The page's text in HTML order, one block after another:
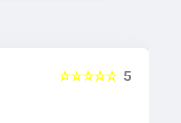
5
☆☆☆☆☆